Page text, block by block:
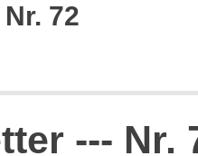
72
--- Nr.